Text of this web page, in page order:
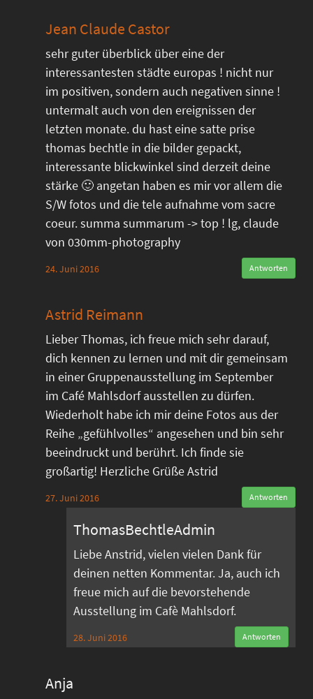
Jean Claude Castor
sehr guter überblick über eine der
interessantesten städte europas ! nicht nur
im positiven, sondern auch negativen sinne !
untermalt auch von den ereignissen der
letzten monate. du hast eine satte prise
thomas bechtle in die bilder gepackt,
interessante blickwinkel sind derzeit deine
stärke 🙂 angetan haben es mir vor allem die
S/W fotos und die tele aufnahme vom sacre
coeur. summa summarum -> top ! lg, claude
von 030mm-photography
24. Juni 2016 Antworten
Astrid Reimann
Lieber Thomas, ich freue mich sehr darauf,
dich kennen zu lernen und mit dir gemeinsam
in einer Gruppenausstellung im September
im Café Mahlsdorf ausstellen zu dürfen.
Wiederholt habe ich mir deine Fotos aus der
Reihe „gefühlvolles“ angesehen und bin sehr
beeindruckt und berührt. Ich finde sie
großartig! Herzliche Grüße Astrid
27. Juni 2016 Antworten
ThomasBechtleAdmin
Liebe Anstrid, vielen vielen Dank für
deinen netten Kommentar. Ja, auch ich
freue mich auf die bevorstehende
Ausstellung im Cafè Mahlsdorf.
28. Juni 2016 Antworten
Anja